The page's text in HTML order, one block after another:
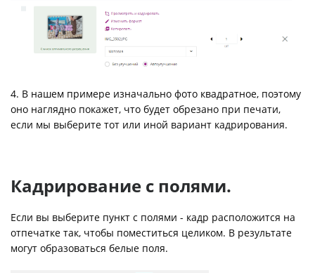
4. В нашем примере изначально фото квадратное, поэтому
оно наглядно покажет, что будет обрезано при печати,
если мы выберите тот или иной вариант кадрирования.
Кадрирование с полями.
Если вы выберите пункт с полями - кадр расположится на
отпечатке так, чтобы поместиться целиком. В результате
могут образоваться белые поля.